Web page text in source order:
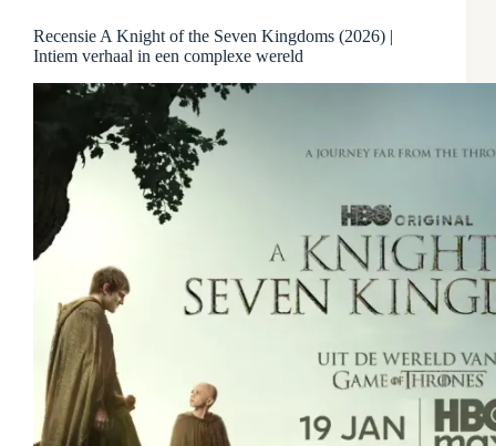
Recensie A Knight of the Seven Kingdoms (2026) |
Intiem verhaal in een complexe wereld